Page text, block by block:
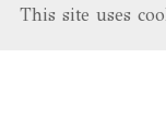
This site uses